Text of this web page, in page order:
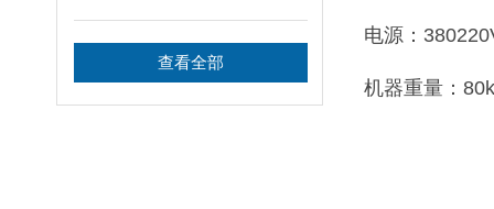
查看全部
电源：
机器重量：